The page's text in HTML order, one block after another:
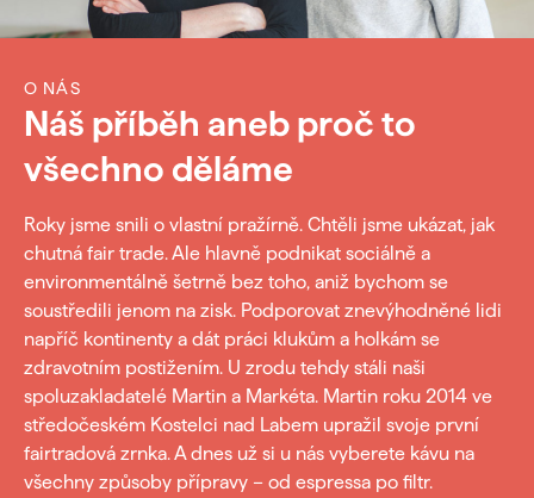
O NÁS
Náš příběh aneb proč to
všechno děláme
Roky jsme snili o vlastní pražírně. Chtěli jsme ukázat, jak
chutná fair trade. Ale hlavně podnikat sociálně a
environmentálně šetrně bez toho, aniž bychom se
soustředili jenom na zisk. Podporovat znevýhodněné lidi
napříč kontinenty a dát práci klukům a holkám se
zdravotním postižením. U zrodu tehdy stáli naši
spoluzakladatelé Martin a Markéta. Martin roku 2014 ve
středočeském Kostelci nad Labem upražil svoje první
fairtradová zrnka. A dnes už si u nás vyberete kávu na
všechny způsoby přípravy – od espressa po filtr.